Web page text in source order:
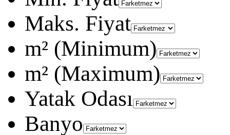
Maks. Fiyat
m² (Minimum)
m² (Maximum)
Yatak Odası
Banyo